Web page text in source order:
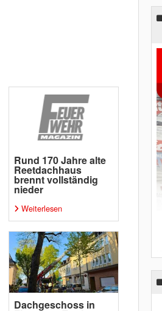
Rund 170 Jahre alte
Reetdachhaus
brennt vollständig
nieder
Weiterlesen
Dachgeschoss in